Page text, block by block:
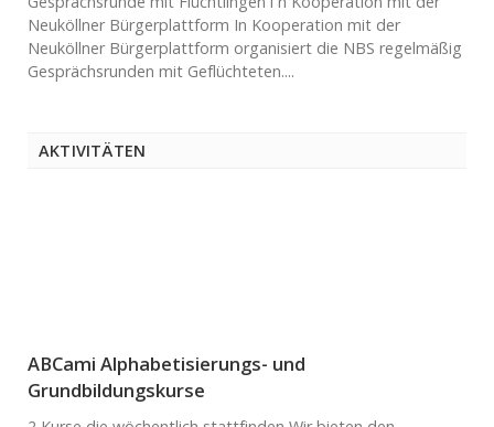
Neuköllner Bürgerplattform In Kooperation mit der
Neuköllner Bürgerplattform organisiert die NBS regelmäßig
Gesprächsrunden mit Geflüchteten....
AKTIVITÄTEN
ABCami Alphabetisierungs- und
Grundbildungskurse